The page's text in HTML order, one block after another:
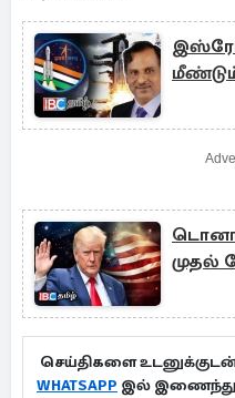
முதல்
செய்திகளை
WHATSAPP இல்